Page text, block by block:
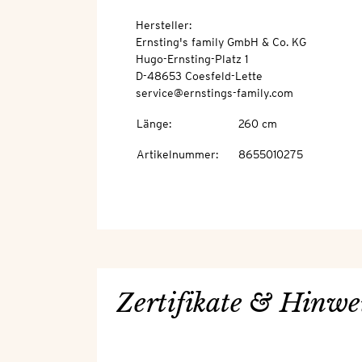
Hersteller:
Ernsting's family GmbH & Co. KG
Hugo-Ernsting-Platz 1
D-48653 Coesfeld-Lette
service@ernstings-family.com
Länge: 260 cm
Artikelnummer: 8655010275
Zertifikate &